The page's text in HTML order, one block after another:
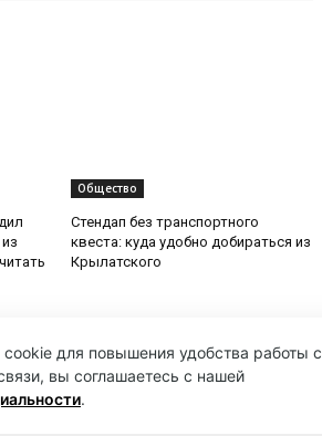
Общество
Стендап без транспортного
квеста: куда удобно добираться из
Крылатского
для повышения удобства работы с
вы соглашаетесь с нашей
.